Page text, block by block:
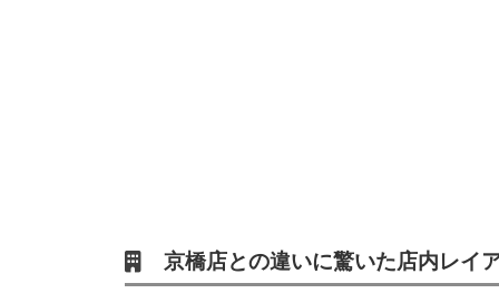
京橋店との違いに驚いた店内レイ